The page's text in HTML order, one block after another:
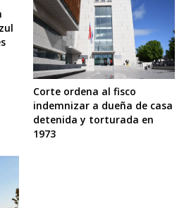
Corte ordena al fisco
indemnizar a dueña de casa
detenida y torturada en
1973